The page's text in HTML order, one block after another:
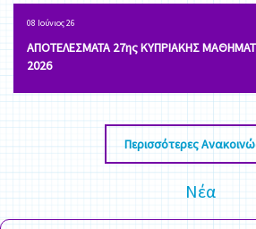
08 Ιούνιος 26
ΑΠΟΤΕΛΕΣΜΑΤΑ 27ης ΚΥΠΡΙΑΚΗΣ
2026
Περισσότερες
Νέα